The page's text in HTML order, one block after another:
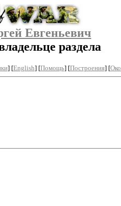
Евгеньевич
раздела
] [English] [Помощь] [Построения] [